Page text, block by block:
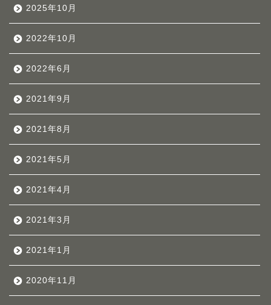
2025年10月
2022年10月
2022年6月
2021年9月
2021年8月
2021年5月
2021年4月
2021年3月
2021年1月
2020年11月